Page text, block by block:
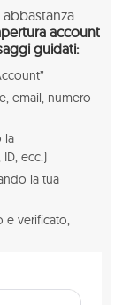
account
guidati:
email, numero
la
ecc.)
la tua
e verificato,